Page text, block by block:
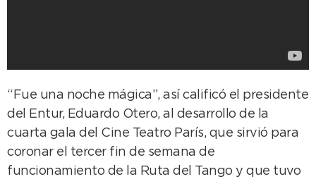
“Fue una noche mágica”, así calificó el presidente
del Entur, Eduardo Otero, al desarrollo de la
cuarta gala del Cine Teatro París, que sirvió para
coronar el tercer fin de semana de
funcionamiento de la Ruta del Tango y que tuvo